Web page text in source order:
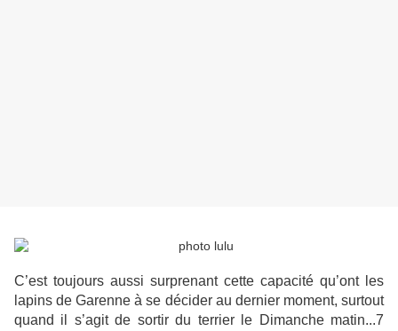
C’est toujours aussi surprenant cette capacité qu’ont les
lapins de Garenne à se décider au dernier moment, surtout
quand il s’agit de sortir du terrier le Dimanche matin...7